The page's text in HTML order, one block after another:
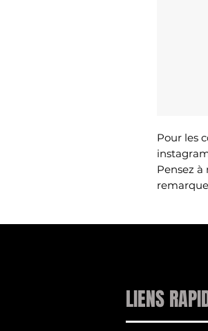
Pour les
Pensez
LIENS